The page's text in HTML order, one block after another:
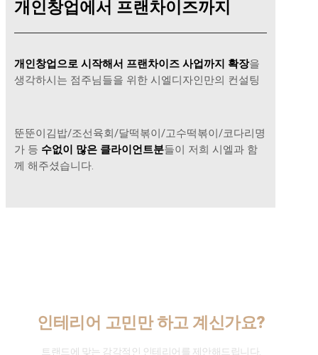
개인창업 에서 프랜차이즈까지
개인창업으로 시작해서 프랜차이즈 사업까지 확장을
생각하시는 점주님들을 위한 시엘디자인만의 컨설팅
뚠뚠이김밥/조선육회/달떡볶이/고수떡볶이/코다리명
가 등 수없이 많은 클라이언트분들이 저희 시엘과 함
께 해주셨습니다.
인테리어 고민만 하고 계신가요?
트랜드에 맞는 감각적인 인테리어를 제안해드립니다.